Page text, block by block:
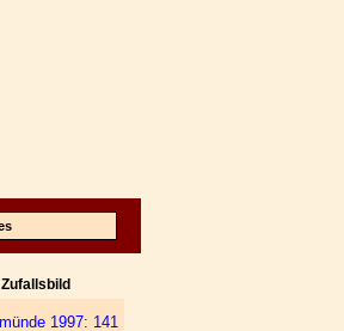
Zufallsbild